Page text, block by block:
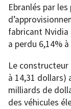
Ebranlés par
fabricant Nvidia
a perdu 6,14%
Le constructeur
à 14,31 dollars)
milliards de
des véhicules